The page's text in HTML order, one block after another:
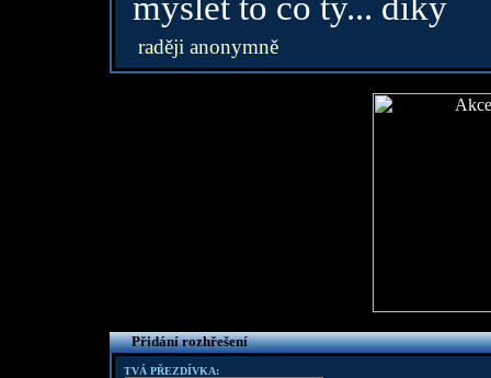
raději anonymně
Přidání rozhřešení
TVÁ PŘEZDÍVKA: